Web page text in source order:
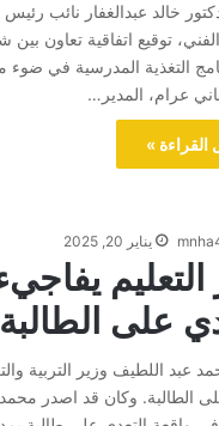
خالد عبدالغفار نائب
الفني، توقيع اتفاقية تعاون
التغذية المدرسية في ضوء
عرام، المدير…
القراءة »
يناير 20, 2025
التعليم
على
عبد اللطيف وزير التربية
الطالبة. وكان قد اصدر محمد